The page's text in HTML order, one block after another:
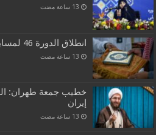
انطلاق الدورة 46 لمسابقة القرآن الدولية في مكة
خطيب جمعة طهران:
إيران